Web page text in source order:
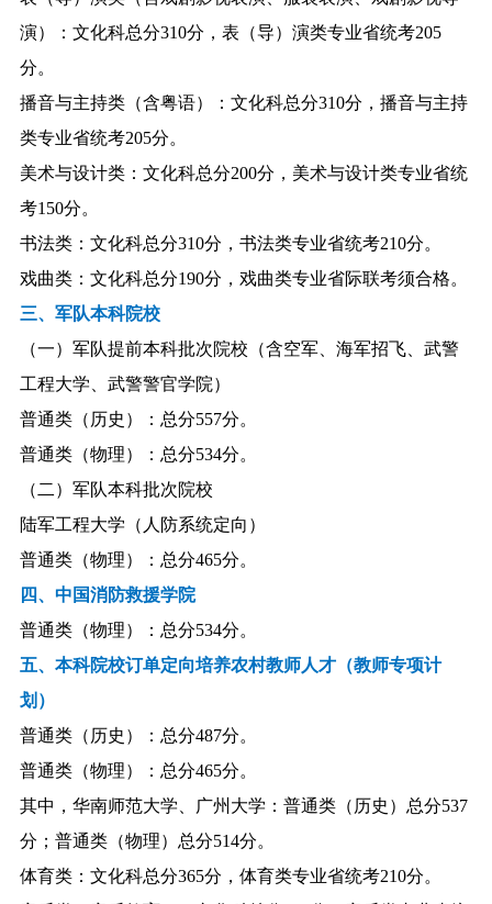
演）：文化科总分310分，表（导）演类专业省统考205
分。
播音与主持类（含粤语）：文化科总分310分，播音与主持
类专业省统考205分。
美术与设计类：文化科总分200分，美术与设计类专业省统
考150分。
书法类：文化科总分310分，书法类专业省统考210分。
戏曲类：文化科总分190分，戏曲类专业省际联考须合格。
三、军队本科院校
（一）军队提前本科批次院校（含空军、海军招飞、武警
工程大学、武警警官学院）
普通类（历史）：总分557分。
普通类（物理）：总分534分。
（二）军队本科批次院校
陆军工程大学（人防系统定向）
普通类（物理）：总分465分。
四、中国消防救援学院
普通类（物理）：总分534分。
五、本科院校订单定向培养农村教师人才（教师专项计
划）
普通类（历史）：总分487分。
普通类（物理）：总分465分。
其中，华南师范大学、广州大学：普通类（历史）总分537
分；普通类（物理）总分514分。
体育类：文化科总分365分，体育类专业省统考210分。